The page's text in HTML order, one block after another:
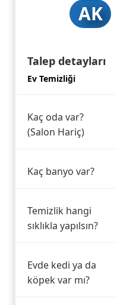
AK
Talep detayları
Ev Temizliği
Kaç oda var?
(Salon Hariç)
Kaç banyo var?
Temizlik hangi
sıklıkla yapılsın?
Evde kedi ya da
köpek var mı?